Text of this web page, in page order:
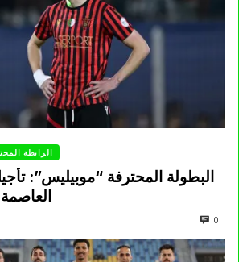
الرابطة
البطولة المحترفة “موبيليس”:
0